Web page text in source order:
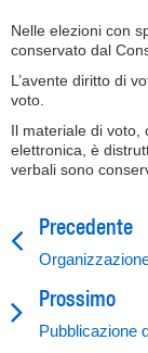
Nelle elezioni con
conservato dal
L’avente diritto di
voto.
Il materiale di voto,
elettronica, è
verbali sono
Precedente
Prossimo
Pubblicazione